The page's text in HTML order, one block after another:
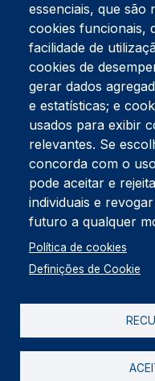
Tel:234 390 100Fax:
Endereço Postal
Apartado 42
Rua Gil Eanes 31
3834-908 Gafanha da
Estúdios
Rua Prior Guerra
Edifício do Centro
3830-556 Gafanha da
Rodapé
Cookies
Política de
essenciais, que são
cookies funcionais,
facilidade de
cookies de
gerar dados
e estatísticas; e
usados para exibir
relevantes. Se
concorda com o
pode aceitar e
individuais e
futuro a qualquer
Política de cookies
Definições de Cookie